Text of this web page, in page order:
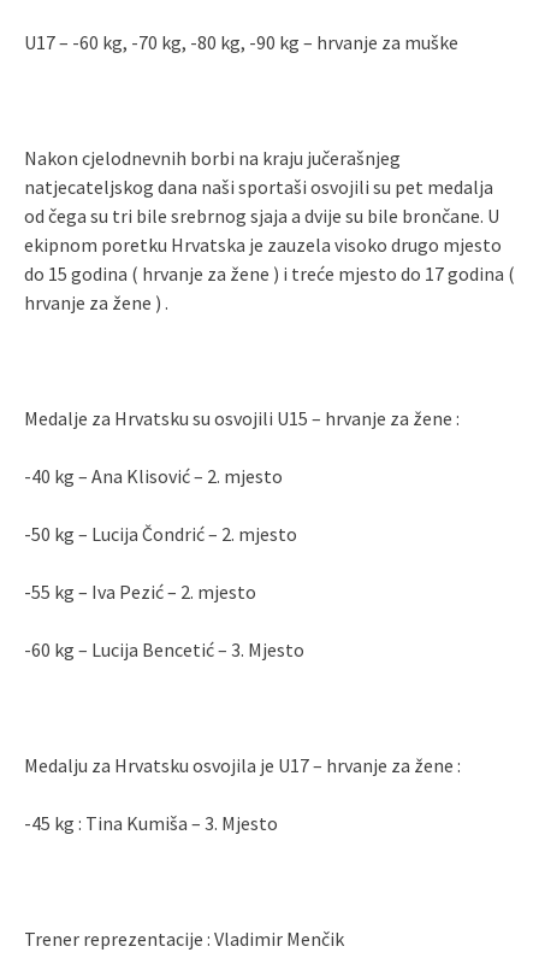
U17 – -60 kg, -70 kg, -80 kg, -90 kg – hrvanje za muške
Nakon cjelodnevnih borbi na kraju jučerašnjeg
natjecateljskog dana naši sportaši osvojili su pet medalja
od čega su tri bile srebrnog sjaja a dvije su bile brončane. U
ekipnom poretku Hrvatska je zauzela visoko drugo mjesto
do 15 godina ( hrvanje za žene ) i treće mjesto do 17 godina (
hrvanje za žene ) .
Medalje za Hrvatsku su osvojili U15 – hrvanje za žene :
-40 kg – Ana Klisović – 2. mjesto
-50 kg – Lucija Čondrić – 2. mjesto
-55 kg – Iva Pezić – 2. mjesto
-60 kg – Lucija Bencetić – 3. Mjesto
Medalju za Hrvatsku osvojila je U17 – hrvanje za žene :
-45 kg : Tina Kumiša – 3. Mjesto
Trener reprezentacije : Vladimir Menčik